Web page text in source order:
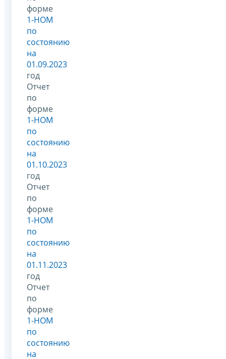
форме
1-НОМ
по
состоянию
на
01.09.2023
год
Отчет
по
форме
1-НОМ
по
состоянию
на
01.10.2023
год
Отчет
по
форме
1-НОМ
по
состоянию
на
01.11.2023
год
Отчет
по
форме
1-НОМ
по
состоянию
на